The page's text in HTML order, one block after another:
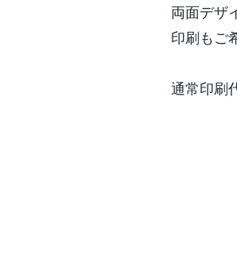
両面デザ
印刷もご
通常印刷